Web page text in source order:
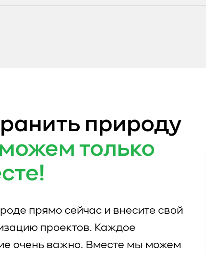
природу
только
прямо сейчас и внесите свой
проектов. Каждое
очень важно. Вместе мы можем